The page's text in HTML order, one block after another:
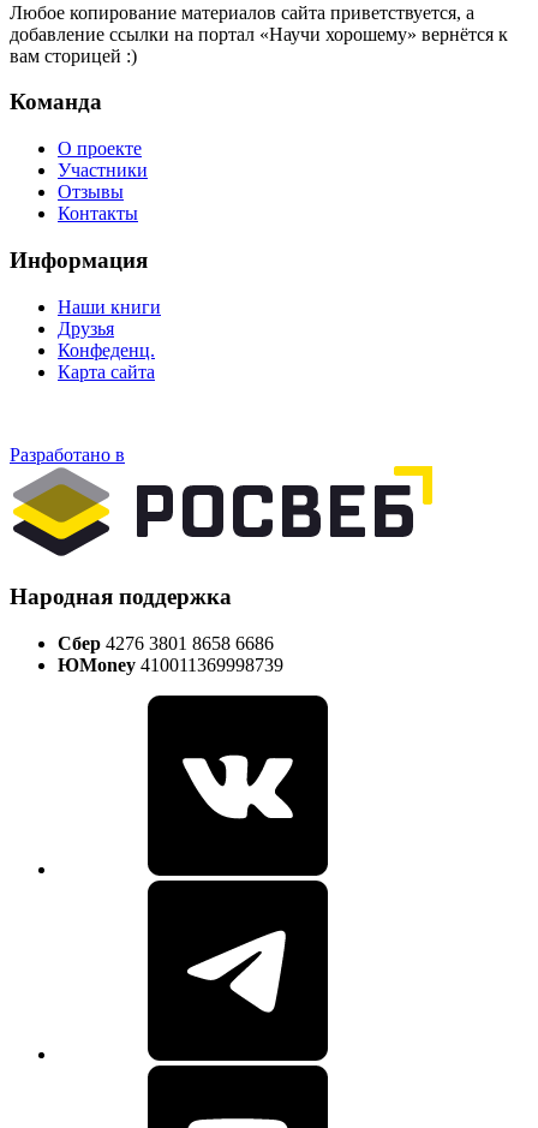
Любое копирование материалов сайта приветствуется, а
добавление ссылки на портал «Научи хорошему» вернётся к
вам сторицей :)
Команда
О проекте
Участники
Отзывы
Контакты
Информация
Наши книги
Друзья
Конфеденц.
Карта сайта
Разработано в
Народная поддержка
Сбер 4276 3801 8658 6686
ЮMoney 410011369998739